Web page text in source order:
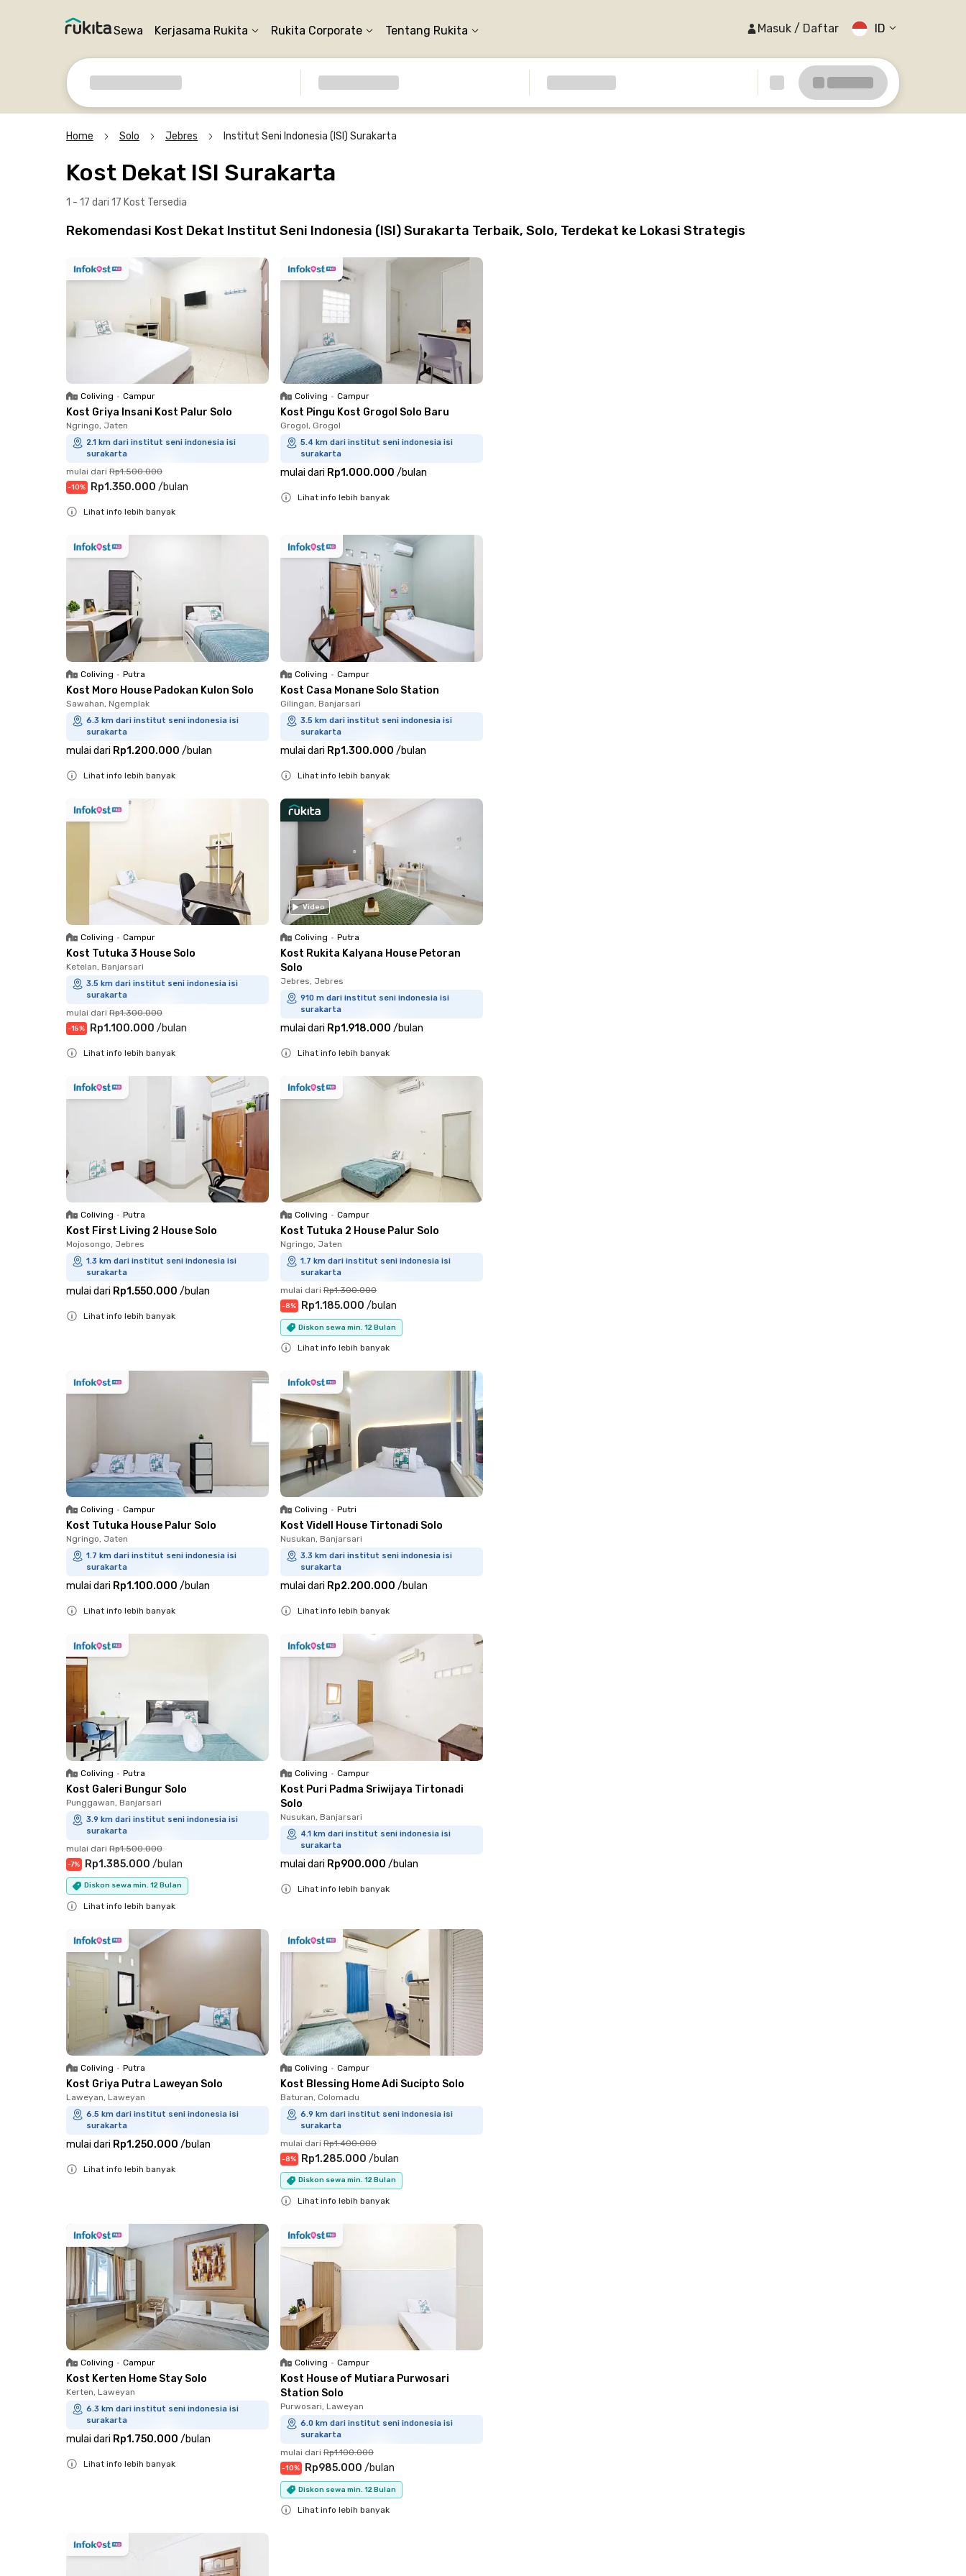
Sewa Kerjasama Rukita Rukita Corporate Tentang Rukita Masuk / Daftar ID
Home Solo Jebres Institut Seni Indonesia (ISI) Surakarta
Kost Dekat ISI Surakarta
1 - 17 dari 17 Kost Tersedia
Rekomendasi Kost Dekat Institut Seni Indonesia (ISI) Surakarta Terbaik, Solo, Terdekat ke Lokasi Strategis
Coliving • Campur
Kost Griya Insani Kost Palur Solo
Ngringo, Jaten
2.1 km dari institut seni indonesia isi
surakarta
mulai dari Rp1.500.000
-10% Rp1.350.000 /bulan
Lihat info lebih banyak
Coliving • Campur
Kost Pingu Kost Grogol Solo Baru
Grogol, Grogol
5.4 km dari institut seni indonesia isi
surakarta
mulai dari Rp1.000.000 /bulan
Lihat info lebih banyak
Coliving • Putra
Kost Moro House Padokan Kulon Solo
Sawahan, Ngemplak
6.3 km dari institut seni indonesia isi
surakarta
mulai dari Rp1.200.000 /bulan
Lihat info lebih banyak
Coliving • Campur
Kost Casa Monane Solo Station
Gilingan, Banjarsari
3.5 km dari institut seni indonesia isi
surakarta
mulai dari Rp1.300.000 /bulan
Lihat info lebih banyak
Coliving • Campur
Kost Tutuka 3 House Solo
Ketelan, Banjarsari
3.5 km dari institut seni indonesia isi
surakarta
mulai dari Rp1.300.000
-15% Rp1.100.000 /bulan
Lihat info lebih banyak
Video
Coliving • Putra
Kost Rukita Kalyana House Petoran
Solo
Jebres, Jebres
910 m dari institut seni indonesia isi
surakarta
mulai dari Rp1.918.000 /bulan
Lihat info lebih banyak
Coliving • Putra
Kost First Living 2 House Solo
Mojosongo, Jebres
1.3 km dari institut seni indonesia isi
surakarta
mulai dari Rp1.550.000 /bulan
Lihat info lebih banyak
Coliving • Campur
Kost Tutuka 2 House Palur Solo
Ngringo, Jaten
1.7 km dari institut seni indonesia isi
surakarta
mulai dari Rp1.300.000
-8% Rp1.185.000 /bulan
Diskon sewa min. 12 Bulan
Lihat info lebih banyak
Coliving • Campur
Kost Tutuka House Palur Solo
Ngringo, Jaten
1.7 km dari institut seni indonesia isi
surakarta
mulai dari Rp1.100.000 /bulan
Lihat info lebih banyak
Coliving • Putri
Kost Videll House Tirtonadi Solo
Nusukan, Banjarsari
3.3 km dari institut seni indonesia isi
surakarta
mulai dari Rp2.200.000 /bulan
Lihat info lebih banyak
Coliving • Putra
Kost Galeri Bungur Solo
Punggawan, Banjarsari
3.9 km dari institut seni indonesia isi
surakarta
mulai dari Rp1.500.000
-7% Rp1.385.000 /bulan
Diskon sewa min. 12 Bulan
Lihat info lebih banyak
Coliving • Campur
Kost Puri Padma Sriwijaya Tirtonadi
Solo
Nusukan, Banjarsari
4.1 km dari institut seni indonesia isi
surakarta
mulai dari Rp900.000 /bulan
Lihat info lebih banyak
Coliving • Putra
Kost Griya Putra Laweyan Solo
Laweyan, Laweyan
6.5 km dari institut seni indonesia isi
surakarta
mulai dari Rp1.250.000 /bulan
Lihat info lebih banyak
Coliving • Campur
Kost Blessing Home Adi Sucipto Solo
Baturan, Colomadu
6.9 km dari institut seni indonesia isi
surakarta
mulai dari Rp1.400.000
-8% Rp1.285.000 /bulan
Diskon sewa min. 12 Bulan
Lihat info lebih banyak
Coliving • Campur
Kost Kerten Home Stay Solo
Kerten, Laweyan
6.3 km dari institut seni indonesia isi
surakarta
mulai dari Rp1.750.000 /bulan
Lihat info lebih banyak
Coliving • Campur
Kost House of Mutiara Purwosari
Station Solo
Purwosari, Laweyan
6.0 km dari institut seni indonesia isi
surakarta
mulai dari Rp1.100.000
-10% Rp985.000 /bulan
Diskon sewa min. 12 Bulan
Lihat info lebih banyak